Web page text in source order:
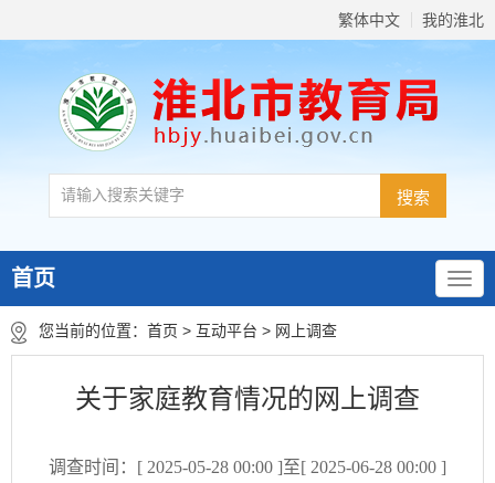
繁体中文 我的淮北
首页
您当前的位置： 首页 > 互动平台 > 网上调查
关于家庭教育情况的网上调查
调查时间：[ 2025-05-28 00:00 ]至[ 2025-06-28 00:00 ]